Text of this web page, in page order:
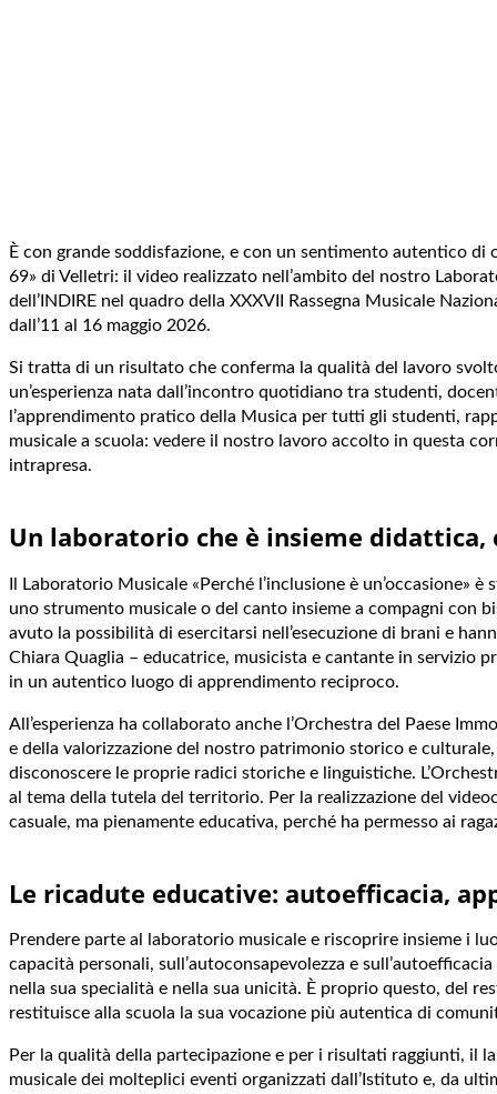
È con grande soddisfazione, e con un sentimento autentico
69» di Velletri: il video realizzato nell’ambito del nostro
dell’INDIRE nel quadro della XXXVII Rassegna Musicale
dall’11 al 16 maggio 2026.
Si tratta di un risultato che conferma la qualità del lavoro
un’esperienza nata dall’incontro quotidiano tra studenti,
l’apprendimento pratico della Musica per tutti gli studenti,
musicale a scuola: vedere il nostro lavoro accolto in questa
intrapresa.
Un laboratorio che è insieme didattica,
Il Laboratorio Musicale «Perché l’inclusione è
uno strumento musicale o del canto insieme a compagni con
avuto la possibilità di esercitarsi nell’esecuzione di brani e
Chiara Quaglia – educatrice, musicista e cantante in servizio
in un autentico luogo di apprendimento reciproco.
All’esperienza ha collaborato anche l’Orchestra del Paese
e della valorizzazione del nostro patrimonio storico e
disconoscere le proprie radici storiche e linguistiche.
al tema della tutela del territorio. Per la realizzazione del
casuale, ma pienamente educativa, perché ha permesso ai
Le ricadute educative: autoefficacia,
Prendere parte al laboratorio musicale e riscoprire insieme i
capacità personali, sull’autoconsapevolezza e
nella sua specialità e nella sua unicità. È proprio questo, del
restituisce alla scuola la sua vocazione più autentica di
Per la qualità della partecipazione e per i risultati raggiunti, il
musicale dei molteplici eventi organizzati dall’Istituto e, da